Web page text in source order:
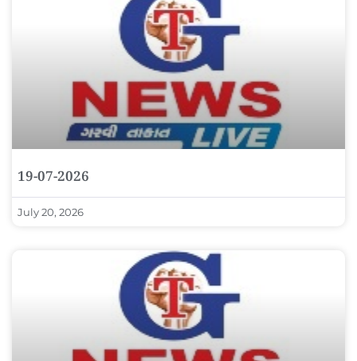
19-07-2026
July 20, 2026